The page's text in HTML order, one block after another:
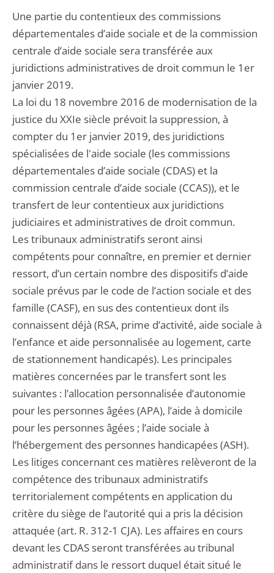
Une partie du contentieux des commissions
départementales d’aide sociale et de la commission
centrale d’aide sociale sera transférée aux
juridictions administratives de droit commun le 1er
janvier 2019.
La loi du 18 novembre 2016 de modernisation de la
justice du XXIe siècle prévoit la suppression, à
compter du 1er janvier 2019, des juridictions
spécialisées de l'aide sociale (les commissions
départementales d’aide sociale (CDAS) et la
commission centrale d’aide sociale (CCAS)), et le
transfert de leur contentieux aux juridictions
judiciaires et administratives de droit commun.
Les tribunaux administratifs seront ainsi
compétents pour connaître, en premier et dernier
ressort, d’un certain nombre des dispositifs d’aide
sociale prévus par le code de l’action sociale et des
famille (CASF), en sus des contentieux dont ils
connaissent déjà (RSA, prime d’activité, aide sociale à
l’enfance et aide personnalisée au logement, carte
de stationnement handicapés). Les principales
matières concernées par le transfert sont les
suivantes : l’allocation personnalisée d’autonomie
pour les personnes âgées (APA), l’aide à domicile
pour les personnes âgées ; l’aide sociale à
l’hébergement des personnes handicapées (ASH).
Les litiges concernant ces matières relèveront de la
compétence des tribunaux administratifs
territorialement compétents en application du
critère du siège de l’autorité qui a pris la décision
attaquée (art. R. 312-1 CJA). Les affaires en cours
devant les CDAS seront transférées au tribunal
administratif dans le ressort duquel était situé le